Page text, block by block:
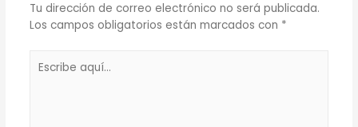
Tu dirección de correo electrónico no será publicada.
Los campos obligatorios están marcados con *